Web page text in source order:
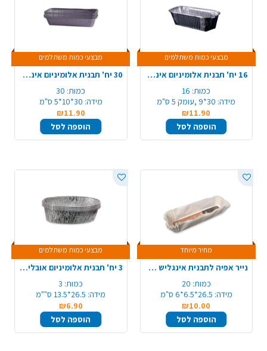
מבצעי כמות משתלמים
16 יח' תבנית אלומיניום אינגליש קצר
כמות: 16
מידה: 30*9 ,עומק 5 ס"מ
₪11.90
הוספה לסל
מבצעי כמות משתלמים
30 יח' תבנית אלומיניום אינגליש ארוך
כמות: 30
מידה: 30*10*5 ס"מ
₪11.90
הוספה לסל
מחיר מיוחד
נייר אפיה לתבנית אינגליש 20 יח'
כמות: 20
מידה: 26.5*6.5*6 ס"מ
₪10.00
הוספה לסל
מבצעי כמות משתלמים
3 יח' תבנית אלומיניום אובלי לחלה
כמות: 3
מידה: 26.5*13.5 ס""מ
₪6.90
הוספה לסל